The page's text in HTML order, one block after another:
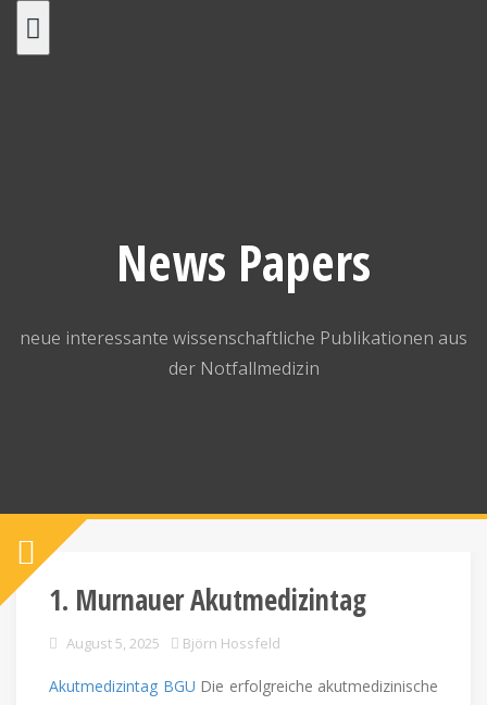
News Papers
neue interessante wissenschaftliche Publikationen aus
der Notfallmedizin
1. Murnauer Akutmedizintag
August 5, 2025 Björn Hossfeld
Akutmedizintag BGU Die erfolgreiche akutmedizinische